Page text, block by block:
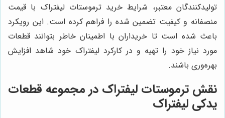
تولیدکنندگان معتبر، شرایط خرید ترموستات لیفتراک با قیمت
منصفانه و کیفیت تضمین شده را فراهم کرده است. این رویکرد
باعث شده است تا خریداران با اطمینان خاطر بتوانند قطعات
مورد نیاز خود را تهیه و در کارکرد لیفتراک خود شاهد افزایش
بهره‌وری باشند.
نقش ترموستات لیفتراک در مجموعه قطعات
یدکی لیفتراک